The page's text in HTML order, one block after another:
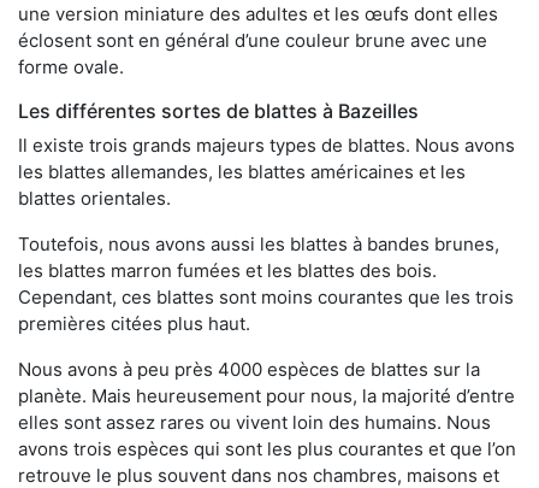
une version miniature des adultes et les œufs dont elles
éclosent sont en général d’une couleur brune avec une
forme ovale.
Les différentes sortes de blattes à Bazeilles
Il existe trois grands majeurs types de blattes. Nous avons
les blattes allemandes, les blattes américaines et les
blattes orientales.
Toutefois, nous avons aussi les blattes à bandes brunes,
les blattes marron fumées et les blattes des bois.
Cependant, ces blattes sont moins courantes que les trois
premières citées plus haut.
Nous avons à peu près 4000 espèces de blattes sur la
planète. Mais heureusement pour nous, la majorité d’entre
elles sont assez rares ou vivent loin des humains. Nous
avons trois espèces qui sont les plus courantes et que l’on
retrouve le plus souvent dans nos chambres, maisons et